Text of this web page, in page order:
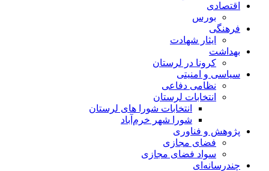
اقتصادی
بورس
فرهنگی
ایثار شهادت
بهداشت
کرونا در لرستان
سیاسی و امنیتی
نظامی دفاعی
انتخابات لرستان
انتخابات شورا های لرستان
شورا شهر خرم‌آباد
پژوهش و فناوری
فضای مجازی
سواد فضای مجازی
چندرسانه‌ای